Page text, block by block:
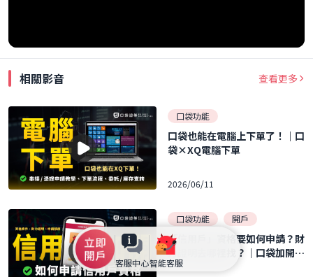
客服中心智能客服
相關影音 查看更多
口袋功能
口袋也能在電腦上下單了！｜口
袋×XQ電腦下單
2026/06/11
口袋功能 開戶
「信用戶」資格要如何申請？財
力證明去哪裡找？｜口袋加開信
用戶